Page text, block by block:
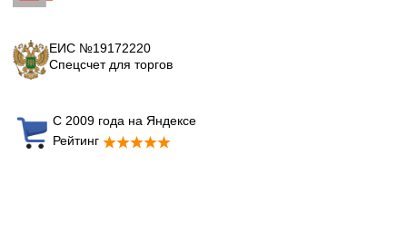
ЕИС №19172220
Спецсчет для торгов
С 2009 года на Яндексе
Рейтинг